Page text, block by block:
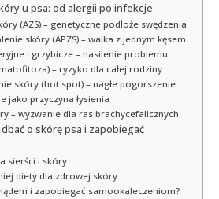
u psa: od alergii po infekcje
(AZS) – genetyczne podłoże swędzenia
skóry (APZS) – walka z jednym kęsem
i grzybicze – nasilenie problemu
– ryzyko dla całej rodziny
skóry (hot spot) – nagłe pogorszenie
jako przyczyna łysienia
– wyzwanie dla ras brachycefalicznych
o skórę psa i zapobiegać
sierści i skóry
diety dla zdrowej skóry
i zapobiegać samookaleczeniom?